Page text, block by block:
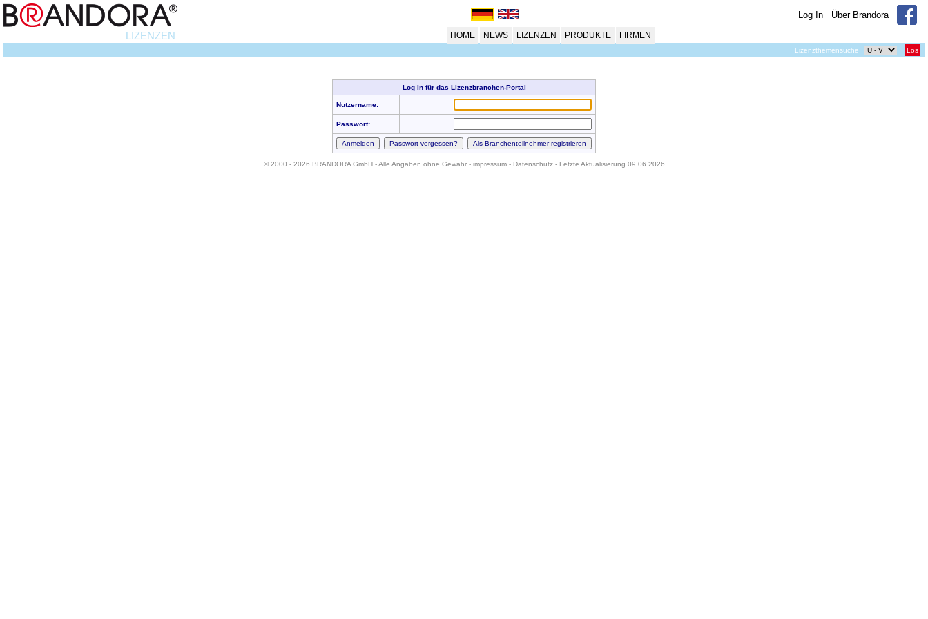
Log In Über Brandora
LIZENZEN HOME NEWS LIZENZEN PRODUKTE FIRMEN
Lizenzthemensuche Los
Log In für das Lizenzbranchen-Portal
Nutzername:
Passwort:
© 2000 - 2026 BRANDORA GmbH - Alle Angaben ohne Gewähr - impressum- Datenschutz- Letzte Aktualisierung 09.06.2026